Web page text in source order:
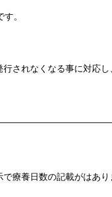
。
されなくなる事に対応
療養日数の記載がはあ